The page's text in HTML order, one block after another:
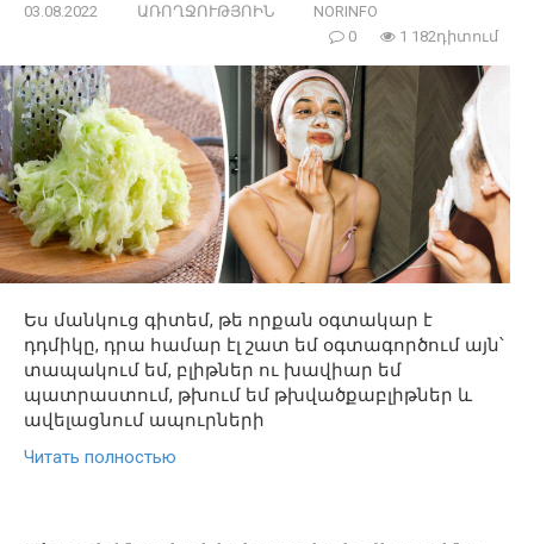
03.08.2022 ԱՌՈՂՋՈՒԹՅՈԻՆ
NORINFO
0
1 182դիտում
Ես մանկուց գիտեմ, թե որքան օգտակար է
դդմիկը, դրա համար էլ շատ եմ օգտագործում այն՝
տապակում եմ, բլիթներ ու խավիար եմ
պատրաստում, թխում եմ թխվածքաբլիթներ և
ավելացնում ապուրների
Читать полностью